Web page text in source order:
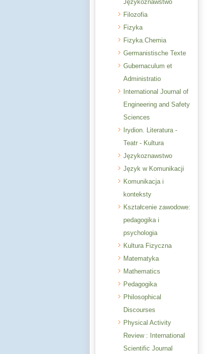
Językoznawstwo
Filozofia
Fizyka
Fizyka.Chemia
Germanistische Texte
Gubernaculum et
Administratio
International Journal of
Engineering and Safety
Sciences
Irydion. Literatura -
Teatr - Kultura
Językoznawstwo
Język w Komunikacji
Komunikacja i
konteksty
Kształcenie zawodowe:
pedagogika i
psychologia
Kultura Fizyczna
Matematyka
Mathematics
Pedagogika
Philosophical
Discourses
Physical Activity
Review : International
Scientific Journal